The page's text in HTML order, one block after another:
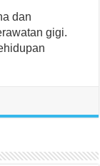
dan
gigi.